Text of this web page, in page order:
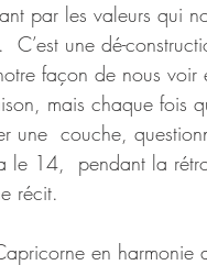
par les valeurs qui
C’est une dé-
façon de nous
mais chaque fois
une  couche,
le 14,  pendant la
récit.
en harmonie